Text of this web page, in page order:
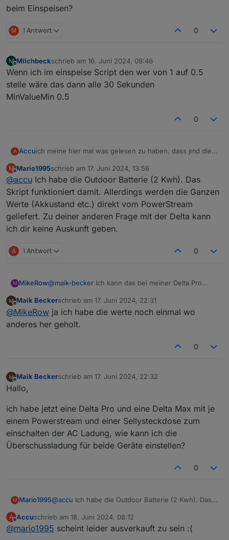
beim Einspeisen?
M 1 Antwort 0
M
Offline
Milchbeckschrieb am 16. Juni 2024, 09:46
zuletzt editiert von
Wenn ich im einspeise Script den wer von 1 auf 0.5
stelle wäre das dann alle 30 Sekunden
MinValueMin 0.5
0
A Accuich meine hier mal was gelesen zu haben, dass jmd die
jemand mal paar Erfarhungsberichte posten zum Gerät
und vorallem in Verbindung mit dem Skript. Erkennt das
Skript die neue EF 2KWH Outdoorbatterie? wie läuft das
dann wenn man schon eine delta mit PS im einsatz hat.
Kann das skript beide PS steuern vorallem dann auch
beim Einspeisen?
M Mario1995schrieb am 17. Juni 2024, 13:56
zuletzt editiert von
@accu Ich habe die Outdoor Batterie (2 Kwh). Das
Skript funktioniert damit. Allerdings werden die Ganzen
Werte (Akkustand etc.) direkt vom PowerStream
geliefert. Zu deiner anderen Frage mit der Delta kann
ich dir keine Auskunft geben.
A 1 Antwort 0
M MikeRow@maik-becker Ich kann das bei meiner Delta Pro
Offline
Maik Beckerschrieb am 17. Juni 2024, 22:31
zuletzt editiert von
@MikeRow ja ich habe die werte noch einmal wo
anderes her geholt.
0
Offline
Maik Beckerschrieb am 17. Juni 2024, 22:32
zuletzt editiert von
Hallo,
ich habe jetzt eine Delta Pro und eine Delta Max mit je
einem Powerstream und einer Sellysteckdose zum
einschalten der AC Ladung, wie kann ich die
Überschussladung für beide Geräte einstellen?
0
M Mario1995@accu Ich habe die Outdoor Batterie (2 Kwh). Das
Ganzen Werte (Akkustand etc.) direkt vom
PowerStream geliefert. Zu deiner anderen Frage mit
A
Offline
Accuschrieb am 18. Juni 2024, 08:12
zuletzt editiert von
@mario1995 scheint leider ausverkauft zu sein :(